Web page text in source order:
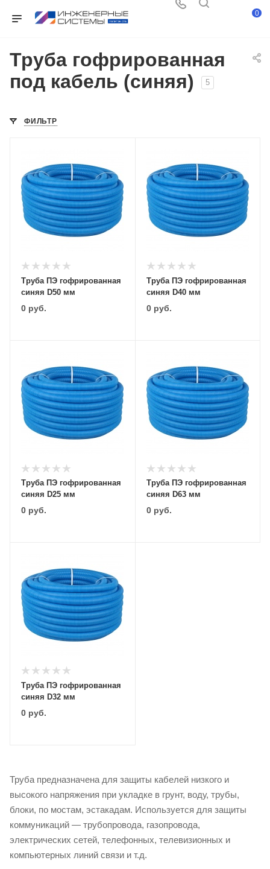
0
Труба гофрированная
под кабель (синяя)
5
ФИЛЬТР
Труба ПЭ гофрированная
синяя D50 мм
0 руб.
Труба ПЭ гофрированная
синяя D40 мм
0руб.
Труба ПЭ гофрированная
синяя D25 мм
0 руб.
Труба ПЭ гофрированная
синяя D63 мм
0руб.
Труба ПЭ гофрированная
синяя D32 мм
0 руб.
Труба предназначена для защиты кабелей низкого и
высокого напряжения при укладке в грунт, воду, трубы,
блоки, по мостам, эстакадам. Используется для защиты
коммуникаций — трубопровода, газопровода,
электрических сетей, телефонных, телевизионных и
компьютерных линий связи и т.д.